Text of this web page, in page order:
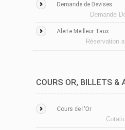
Demande de Devises
Demande
Alerte Meilleur Taux
Réservation
COURS OR, BILLETS &
Cours de l'Or